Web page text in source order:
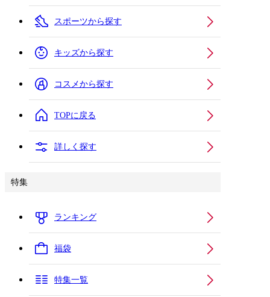
スポーツから探す
キッズから探す
コスメから探す
TOPに戻る
詳しく探す
特集
ランキング
福袋
特集一覧